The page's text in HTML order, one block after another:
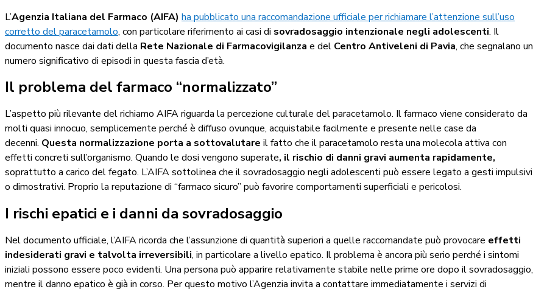
L’Agenzia Italiana del Farmaco (AIFA) ha pubblicato una raccomandazione ufficiale per richiamare l’attenzione sull’uso
corretto del paracetamolo, con particolare riferimento ai casi di sovradosaggio intenzionale negli adolescenti. Il
documento nasce dai dati della Rete Nazionale di Farmacovigilanza e del Centro Antiveleni di Pavia, che segnalano un
numero significativo di episodi in questa fascia d’età.
Il problema del farmaco “normalizzato”
L’aspetto più rilevante del richiamo AIFA riguarda la percezione culturale del paracetamolo. Il farmaco viene considerato da
molti quasi innocuo, semplicemente perché è diffuso ovunque, acquistabile facilmente e presente nelle case da
decenni. Questa normalizzazione porta a sottovalutare il fatto che il paracetamolo resta una molecola attiva con
effetti concreti sull’organismo. Quando le dosi vengono superate, il rischio di danni gravi aumenta rapidamente,
soprattutto a carico del fegato. L’AIFA sottolinea che il sovradosaggio negli adolescenti può essere legato a gesti impulsivi
o dimostrativi. Proprio la reputazione di “farmaco sicuro” può favorire comportamenti superficiali e pericolosi.
I rischi epatici e i danni da sovradosaggio
Nel documento ufficiale, l’AIFA ricorda che l’assunzione di quantità superiori a quelle raccomandate può provocare effetti
indesiderati gravi e talvolta irreversibili, in particolare a livello epatico. Il problema è ancora più serio perché i sintomi
iniziali possono essere poco evidenti. Una persona può apparire relativamente stabile nelle prime ore dopo il sovradosaggio,
mentre il danno epatico è già in corso. Per questo motivo l’Agenzia invita a contattare immediatamente i servizi di